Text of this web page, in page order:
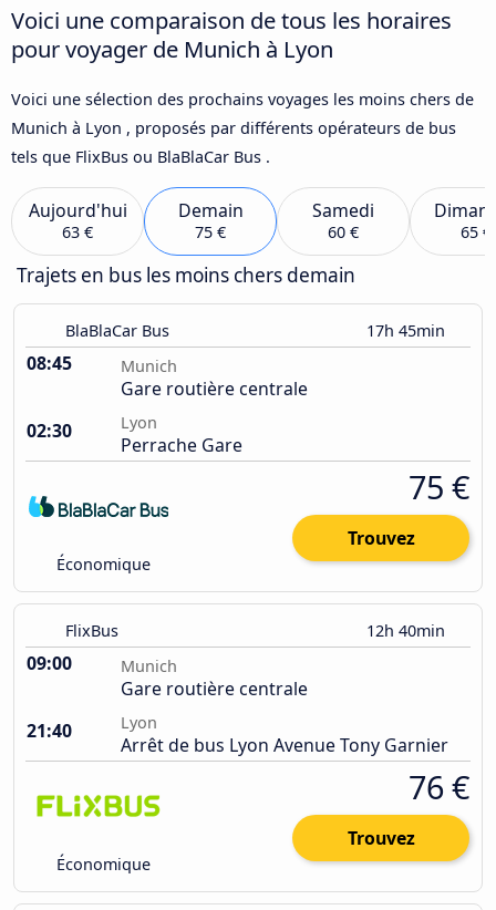
Voici une comparaison de tous les horaires
pour voyager de Munich à Lyon
Voici une sélection des prochains voyages les moins chers de
Munich à Lyon , proposés par différents opérateurs de bus
tels que FlixBus ou BlaBlaCar Bus .
Aujourd'hui
63 €
Demain
75 €
Samedi
60 € 65 €
Trajets en bus les moins chers demain
BlaBlaCar Bus 17h 45min
08:45 Munich
Gare routière centrale
02:30
Lyon
Perrache Gare
Économique
75 €
Trouvez
FlixBus 12h 40min
09:00 Munich
Gare routière centrale
21:40
Lyon
Arrêt de bus Lyon Avenue Tony Garnier
Économique
76 €
Trouvez